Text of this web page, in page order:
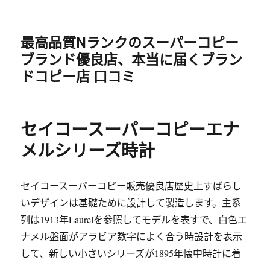
最高品質Nランクのスーパーコピー
ブランド優良店、本当に届くブラン
ドコピー店 口コミ
セイコースーパーコピーエナ
メルシリーズ時計
セイコースーパーコピー販売優良店歴史上すばらし
いデザインは基礎ために設計して製造します。主系
列は1913年Laurelを参照してモデルを表すで、白色エ
ナメル盤面がアラビア数字によく合う時設計を表示
して、新しい小さいシリーズが1895年懐中時計に着